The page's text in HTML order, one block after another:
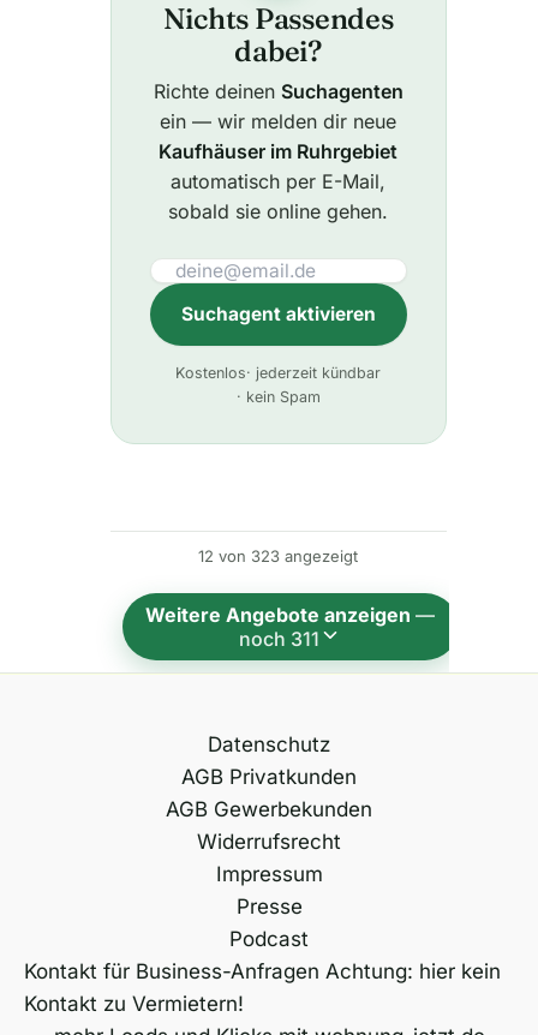
Nichts Passendes
dabei?
Richte deinen Suchagenten
ein — wir melden dir neue
Kaufhäuser im Ruhrgebiet
automatisch per E-Mail,
sobald sie online gehen.
Suchagent aktivieren
l
a
t
i
Kostenlos· jederzeit kündbar
· kein Spam
12 von 323 angezeigt
Weitere Angebote anzeigen—
noch 311
Datenschutz
AGB Privatkunden
AGB Gewerbekunden
Widerrufsrecht
Impressum
Presse
Podcast
Kontakt für Business-Anfragen Achtung: hier kein
Kontakt zu Vermietern!